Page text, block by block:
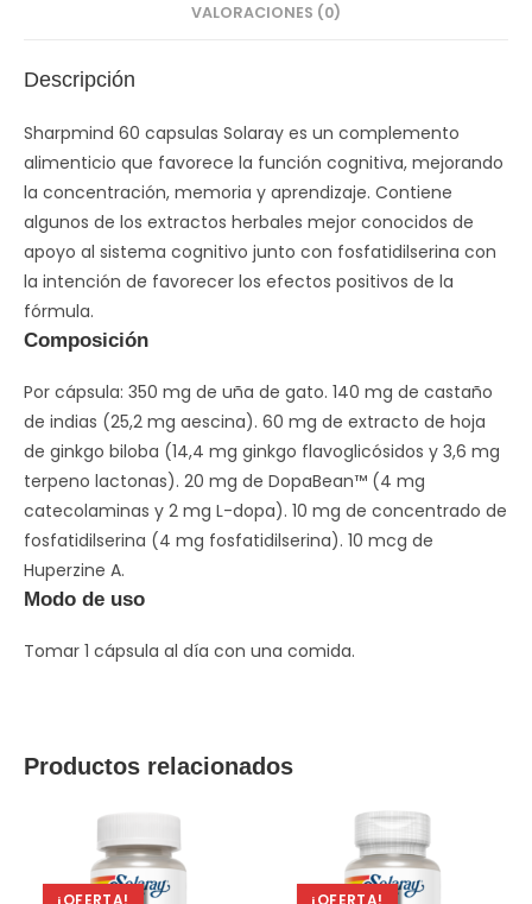
VALORACIONES (0)
Descripción
Sharpmind 60 capsulas Solaray es un complemento
alimenticio que favorece la función cognitiva, mejorando
la concentración, memoria y aprendizaje. Contiene
algunos de los extractos herbales mejor conocidos de
apoyo al sistema cognitivo junto con fosfatidilserina con
la intención de favorecer los efectos positivos de la
fórmula.
Composición
Por cápsula: 350 mg de uña de gato. 140 mg de castaño
de indias (25,2 mg aescina). 60 mg de extracto de hoja
de ginkgo biloba (14,4 mg ginkgo flavoglicósidos y 3,6 mg
terpeno lactonas). 20 mg de DopaBean™ (4 mg
catecolaminas y 2 mg L-dopa). 10 mg de concentrado de
fosfatidilserina (4 mg fosfatidilserina). 10 mcg de
Huperzine A.
Modo de uso
Tomar 1 cápsula al día con una comida.
Productos relacionados